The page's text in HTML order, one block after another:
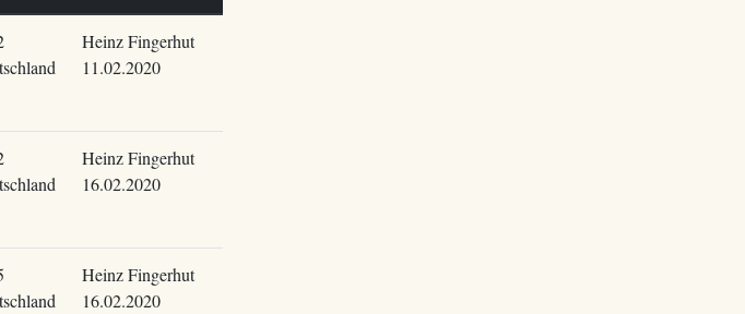
Heinz Fingerhut
11.02.2020
Heinz Fingerhut
16.02.2020
Heinz Fingerhut
16.02.2020